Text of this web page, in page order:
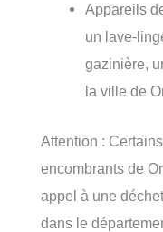
Appareils
un lave-
gazinière,
la ville de
Attention :
encombrants de
appel à une
dans le